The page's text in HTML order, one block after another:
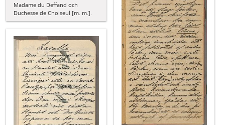
Madame du Deffand och
Duchesse de Choiseul [m. m.].